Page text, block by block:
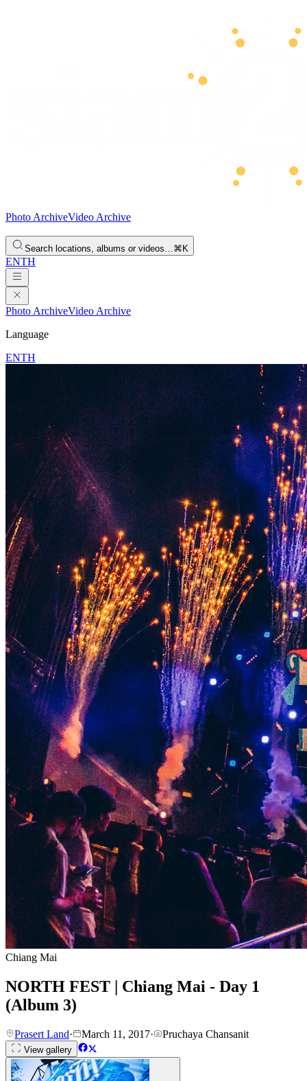
Photo ArchiveVideo Archive
Search locations, albums or videos…⌘K
ENTH
Photo ArchiveVideo Archive
Language
ENTH
Chiang Mai
NORTH FEST | Chiang Mai - Day 1
(Album 3)
Prasert Land· March 11, 2017· Pruchaya Chansanit
View gallery